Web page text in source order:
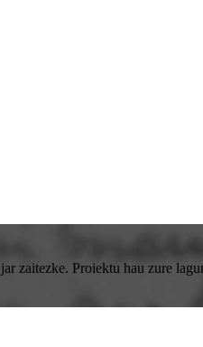
zaitezke. Proiektu hau zure